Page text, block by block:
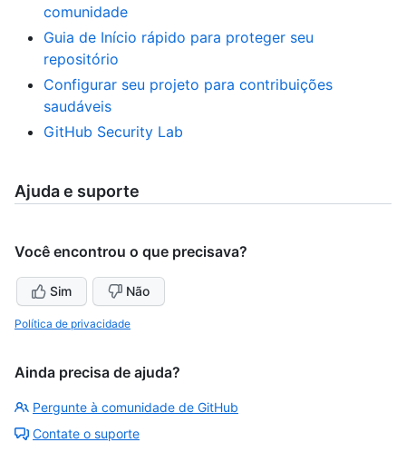
comunidade
Guia de Início rápido para proteger seu
repositório
Configurar seu projeto para contribuições
saudáveis
GitHub Security Lab
Ajuda e suporte
Você encontrou o que precisava?
Sim Não
Política de privacidade
Ainda precisa de ajuda?
Pergunte à comunidade de GitHub
Contate o suporte